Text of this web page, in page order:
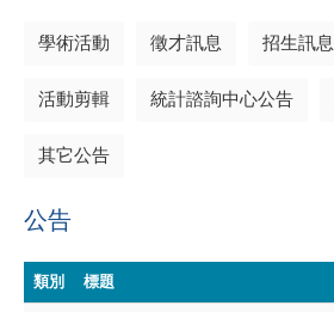
學術活動 徵才訊息 招生訊息
活動剪輯 統計諮詢中心公告
其它公告
公告
類別 標題